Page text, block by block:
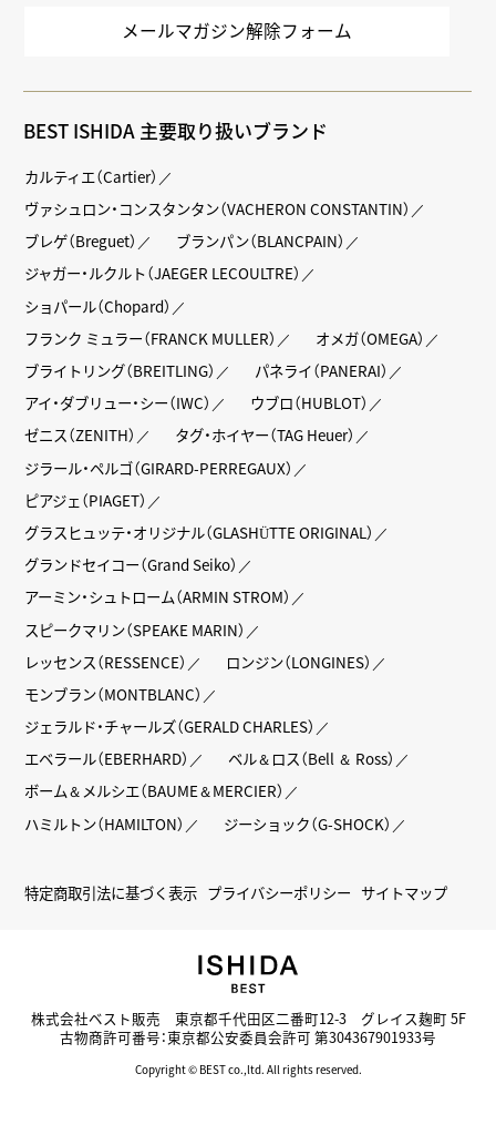
メールマガジン解除フォーム
BEST ISHIDA 主要取り扱いブランド
カルティエ（Cartier）
ヴァシュロン・コンスタンタン（VACHERON CONSTANTIN）
ブレゲ（Breguet）
ブランパン（BLANCPAIN）
ジャガー・ルクルト（JAEGER LECOULTRE）
ショパール（Chopard）
フランク ミュラー（FRANCK MULLER）
オメガ（OMEGA）
ブライトリング（BREITLING）
パネライ（PANERAI）
アイ・ダブリュー・シー（IWC）
ウブロ（HUBLOT）
ゼニス（ZENITH）
タグ・ホイヤー（TAG Heuer）
ジラール・ペルゴ（GIRARD-PERREGAUX）
ピアジェ（PIAGET）
グラスヒュッテ・オリジナル（GLASHÜTTE ORIGINAL）
グランドセイコー（Grand Seiko）
アーミン・シュトローム（ARMIN STROM）
スピークマリン（SPEAKE MARIN）
レッセンス（RESSENCE）
ロンジン（LONGINES）
モンブラン（MONTBLANC）
ジェラルド・チャールズ（GERALD CHARLES）
エベラール（EBERHARD）
ベル＆ロス（Bell ＆ Ross）
ボーム＆メルシエ（BAUME＆MERCIER）
ハミルトン（HAMILTON）
ジーショック（G-SHOCK）
特定商取引法に基づく表示 プライバシーポリシー サイトマップ
株式会社ベスト販売 東京都千代田区二番町12-3 グレイス麹町 5F
古物商許可番号：東京都公安委員会許可 第304367901933号
Copyright © BEST co.,ltd. All rights reserved.